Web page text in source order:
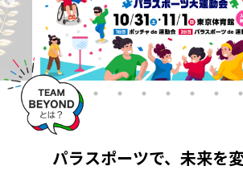
パラスポーツで、未来を変